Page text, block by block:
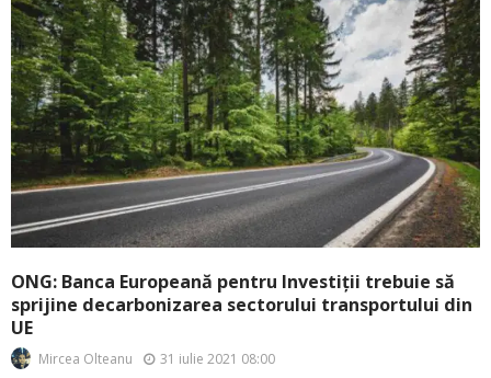
ONG: Banca Europeană pentru Investiții trebuie să
sprijine decarbonizarea sectorului transportului din
UE
Mircea Olteanu 31 iulie 2021 08:00